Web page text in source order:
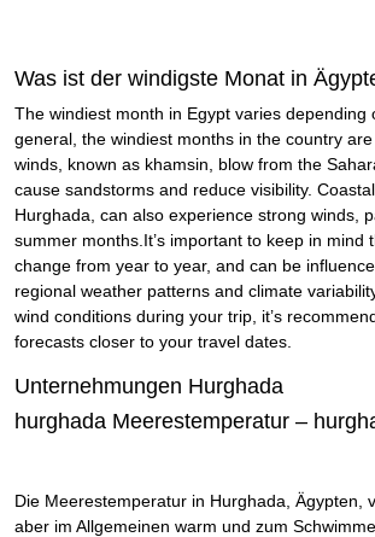
Was ist der windigste Monat in
The windiest month in Egypt varies depending
general, the windiest months in the country
winds, known as khamsin, blow from the
cause sandstorms and reduce visibility.
Hurghada, can also experience strong winds,
summer months.It’s important to keep in mind
change from year to year, and can be
regional weather patterns and climate
wind conditions during your trip, it’s
forecasts closer to your travel dates.
Unternehmungen Hurghada
hurghada Meerestemperatur –
Die Meerestemperatur in Hurghada, Ägypten,
aber im Allgemeinen warm und zum